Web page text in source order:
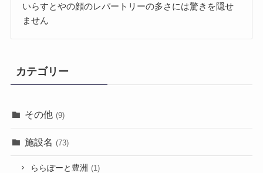
いらすとやの顔のレパートリーの多さには驚きを隠せ
ません
カテゴリー
その他 (9)
施設名 (73)
ららぽーと豊洲 (1)